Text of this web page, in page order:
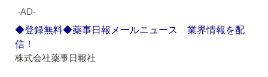
‐AD‐
◆登録無料◆薬事日報メールニュース 業界情報を配
信！
株式会社薬事日報社